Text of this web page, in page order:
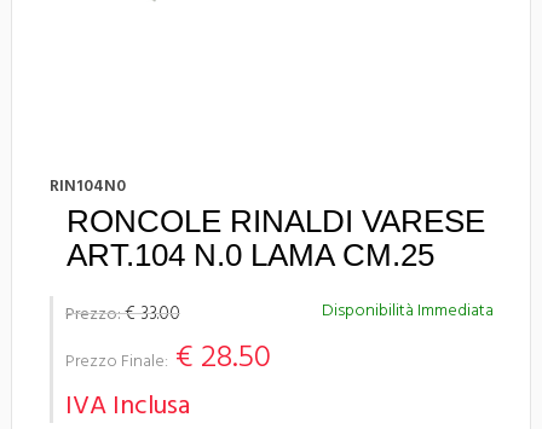
RIN104N0
RONCOLE RINALDI VARESE
ART.104 N.0 LAMA CM.25
Disponibilità Immediata
Prezzo:€ 33.00
Prezzo Finale: € 28.50
IVA Inclusa